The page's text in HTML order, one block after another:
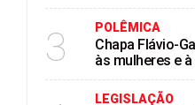
3 POLÊMICA
Chapa Flávio-
às mulheres e
LEGISLAÇÃO